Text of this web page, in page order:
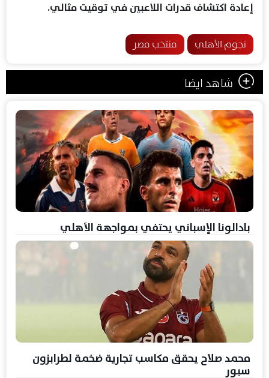
إعادة اكتشاف قدرات اللاعبين في توقيت مثالي.
نجوم الأهلي منتخب مصر
شاهد ايضا
بادالونا الإسباني يحتفي بمواجهة الأهلي
محمد صلاح يحقق مكاسب تجارية ضخمة لطرابزون
سبور